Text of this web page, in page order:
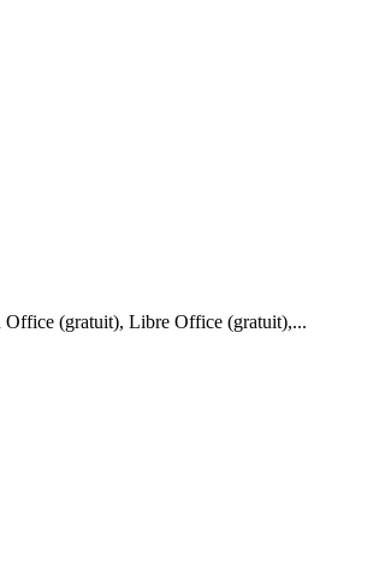
Office (gratuit), Libre Office (gratuit),...